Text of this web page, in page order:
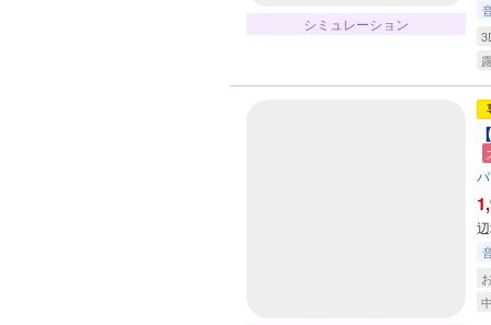
シミュレーション